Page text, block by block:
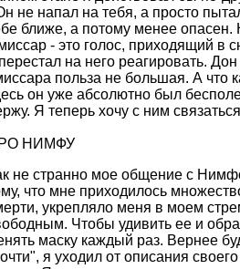
не напал на тебя, а просто
ближе, а потому менее
- это голос, приходящий в
на него реагировать.
польза не большая. А что
он уже абсолютно был
Я теперь хочу с ним
НИМФУ
не странно мое общение с
что мне приходилось
укрепляло меня в моем
Чтобы удивить ее и
маску каждый раз. Вернее
я уходил от описания